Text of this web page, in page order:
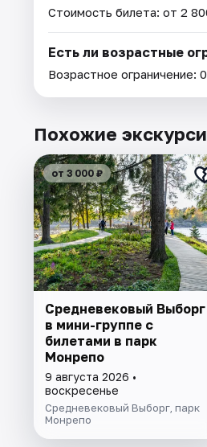
Стоимость билета: от 2
Есть ли возрастные
Возрастное ограничение:
Похожие
от 3 000 ₽
Cредневековый Выборг
в мини-группе c
билетами в парк
Монрепо
9 августа 2026 •
воскресенье
Средневековый Выборг, парк
Монрепо